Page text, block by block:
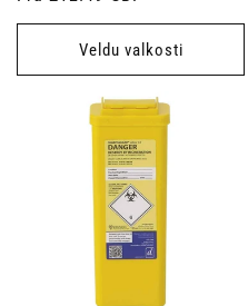
verð
Veldu valkosti